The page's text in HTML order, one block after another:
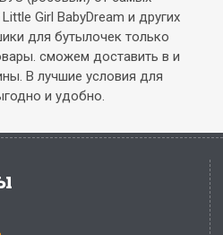
Girl BabyDream и других
для бутылочек только
сможем доставить в и
В лучшие условия для
и удобно.